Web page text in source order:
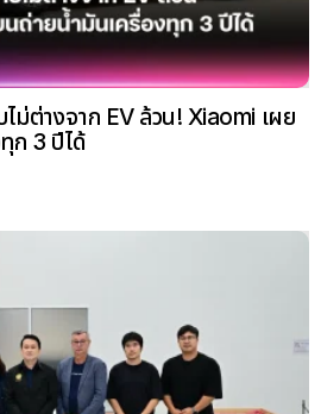
ม่ต่างจาก EV ล้วน! Xiaomi เผย
ก 3 ปีได้